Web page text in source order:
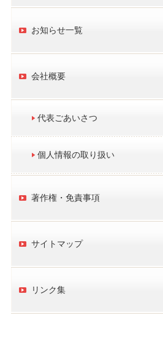
お知らせ一覧
会社概要
代表ごあいさつ
個人情報の取り扱い
著作権・免責事項
サイトマップ
リンク集